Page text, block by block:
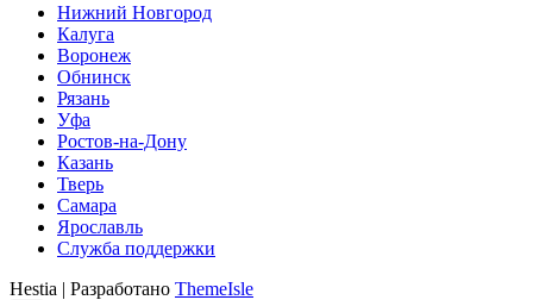
Нижний Новгород
Калуга
Воронеж
Обнинск
Рязань
Уфа
Ростов-на-Дону
Казань
Тверь
Самара
Ярославль
Служба поддержки
Hestia | Разработано ThemeIsle